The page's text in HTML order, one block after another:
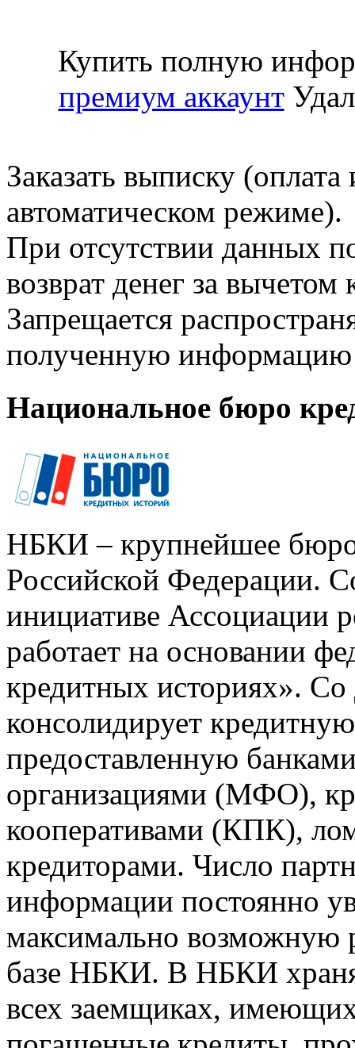
Купить полную
премиум аккаунт
Заказать выписку
автоматическом режиме).
При отсутствии данных
возврат денег за
Запрещается
полученную информацию
Национальное бюро
НБКИ – крупнейшее
Российской Федерации.
инициативе Ассоциации
работает на основании
кредитных историях».
консолидирует
предоставленную
организациями (МФО),
кооперативами (КПК),
кредиторами. Число
информации постоянно
максимально возможную
базе НБКИ. В НБКИ
всех заемщиках,